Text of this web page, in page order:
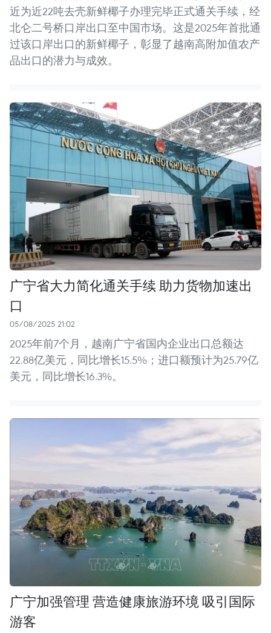
近为近22吨去壳新鲜椰子办理完毕正式通关手续，经
北仑二号桥口岸出口至中国市场。这是2025年首批通
过该口岸出口的新鲜椰子，彰显了越南高附加值农产
品出口的潜力与成效。
广宁省大力简化通关手续 助力货物加速出
口
05/08/2025 21:02
2025年前7个月，越南广宁省国内企业出口总额达
22.88亿美元，同比增长15.5%；进口额预计为25.79亿
美元，同比增长16.3%。
广宁加强管理 营造健康旅游环境 吸引国际
游客